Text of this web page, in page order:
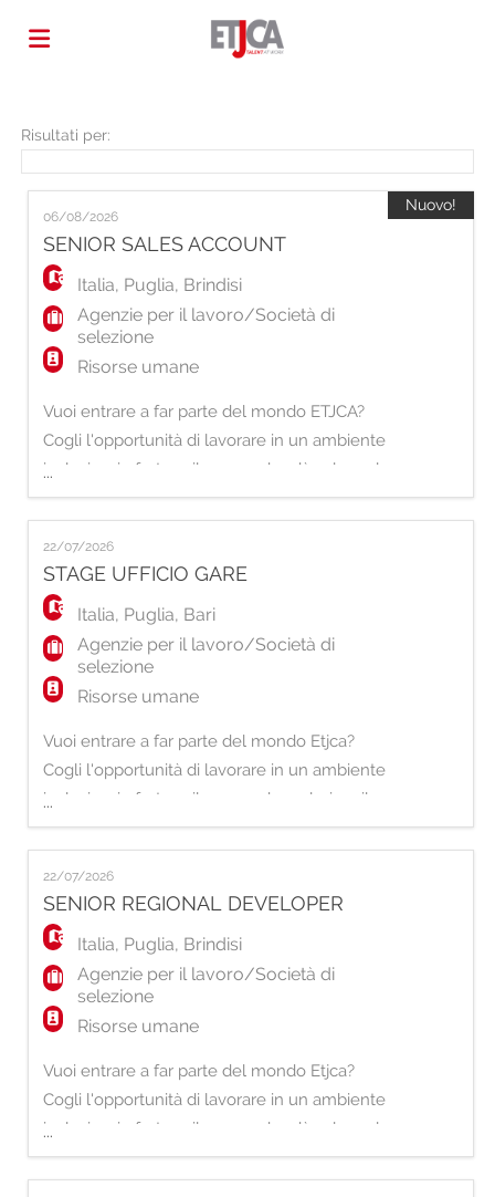
Offerte
lavoro
il
CV
Login
Lingua
EN
FR
IT
PT
Risultati per:
06/08/2026
SENIOR SALES ACCOUNT
Italia, Puglia, Brindisi
Agenzie per il lavoro/Società di
selezione
Risorse umane
Vuoi entrare a far parte del mondo ETJCA?
Cogli l'opportunità di lavorare in un ambiente
inclusivo, in forte sviluppo e che dà valore al
proprio Capitale Umano. Per la nostra Filiale
di Brindisi, siamo alla ricerca di un Senior
Sales Account che voglia fare la differenza.
Sei pronto a diventare un protagonista della
nostra crescita?
...
Nuovo!
22/07/2026
STAGE UFFICIO GARE
Italia, Puglia, Bari
Agenzie per il lavoro/Società di
selezione
Risorse umane
Vuoi entrare a far parte del mondo Etjca?
Cogli l'opportunità di lavorare in un ambiente
inclusivo, in forte sviluppo e che valorizza il
proprio Capitale Umano. Per il nostro Ufficio
Gare siamo alla ricerca di un/una Stagista
Ufficio Gare presso la nostra filiale di Bari. La
risorsa affiancherà il team nelle attività
quotidiane legate alla gesti
...
22/07/2026
SENIOR REGIONAL DEVELOPER
Italia, Puglia, Brindisi
Agenzie per il lavoro/Società di
selezione
Risorse umane
Vuoi entrare a far parte del mondo Etjca?
Cogli l'opportunità di lavorare in un ambiente
inclusivo, in forte sviluppo e che dà valore al
proprio Capitale Umano. Siamo alla ricerca
di Senior Regional Developer con una forte
...